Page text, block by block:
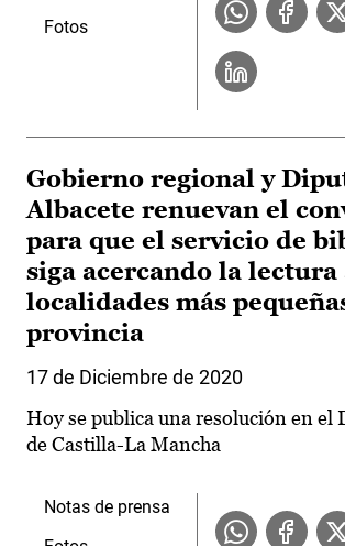
Fotos
Gobierno regional y
Albacete renuevan el
para que el servicio de
siga acercando la lectura
localidades más
provincia
17 de Diciembre de 2020
Hoy se publica una resolución en el
de Castilla-La Mancha
Notas de prensa